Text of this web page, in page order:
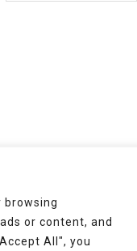
browsing
or content, and
All", you